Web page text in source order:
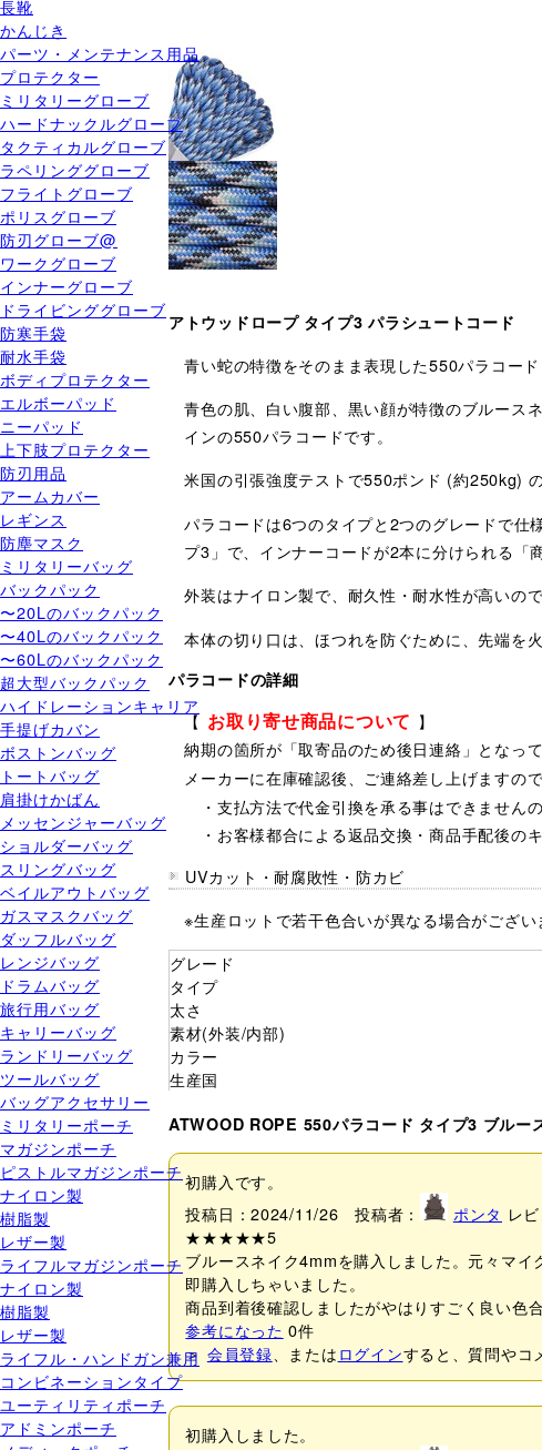
長靴
かんじき
パーツ・メンテナンス用品
プロテクター
ミリタリーグローブ
ハードナックルグローブ
タクティカルグローブ
ラペリンググローブ
フライトグローブ
ポリスグローブ
防刃グローブ@
ワークグローブ
インナーグローブ
ドライビンググローブ
防寒手袋
耐水手袋
ボディプロテクター
エルボーパッド
ニーパッド
上下肢プロテクター
防刃用品
アームカバー
レギンス
防塵マスク
ミリタリーバッグ
バックパック
〜20Lのバックパック
〜40Lのバックパック
〜60Lのバックパック
超大型バックパック
ハイドレーションキャリア
手提げカバン
ボストンバッグ
トートバッグ
肩掛けかばん
メッセンジャーバッグ
ショルダーバッグ
スリングバッグ
ベイルアウトバッグ
ガスマスクバッグ
ダッフルバッグ
レンジバッグ
ドラムバッグ
旅行用バッグ
キャリーバッグ
ランドリーバッグ
ツールバッグ
バッグアクセサリー
ミリタリーポーチ
マガジンポーチ
ピストルマガジンポーチ
ナイロン製
樹脂製
レザー製
ライフルマガジンポーチ
ナイロン製
樹脂製
レザー製
ライフル・ハンドガン兼用
コンビネーションタイプ
ユーティリティポーチ
アドミンポーチ
アトウッドロープ タイプ3 パラシュートコード
青い蛇の特徴をそのまま表現した550パラコード
青色の肌、白い腹部、黒い顔が特徴のブルー
インの550パラコードです。
米国の引張強度テストで550ポンド (約250kg)
パラコードは6つのタイプと2つのグレードで仕
プ3」で、インナーコードが2本に分けられる「
外装はナイロン製で、耐久性・耐水性が高いの
本体の切り口は、ほつれを防ぐために、先端を
パラコードの詳細
【 お取り寄せ商品について 】
納期の箇所が「取寄品のため後日連絡」となっ
メーカーに在庫確認後、ご連絡差し上げますの
・支払方法で代金引換を承る事はできません
・お客様都合による返品交換・商品手配後の
UVカット・耐腐敗性・防カビ
※生産ロットで若干色合いが異なる場合がござい
グレード
タイプ
太さ
素材(外装/内部)
カラー
生産国
ATWOOD ROPE 550パラコード タイプ3 ブルー
初購入です。
投稿日：2024/11/26 投稿者：
ポンタ レ
★★★★★5
ブルースネイク4mmを購入しました。元々マ
即購入しちゃいました。
商品到着後確認しましたがやはりすごく良い色
参考になった 0件
＞ 会員登録 、またはログインすると、質問やコ
初購入しました。